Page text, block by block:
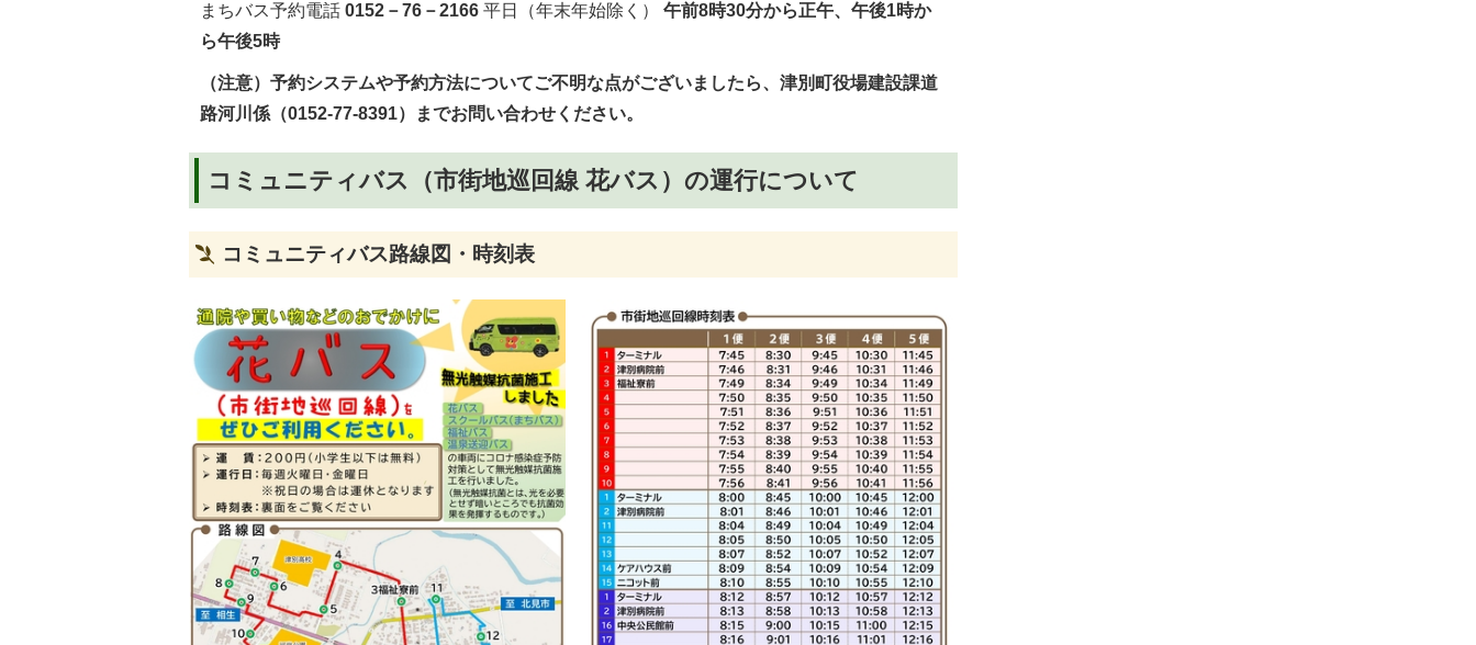
まちバス予約電話 0152－76－2166 平日（年末年始除く） 午前8時30分から正午、午後1時か
ら午後5時
（注意）予約システムや予約方法についてご不明な点がございましたら、津別町役場建設課道
路河川係（0152-77-8391）までお問い合わせください。
コミュニティバス（市街地巡回線 花バス）の運行について
コミュニティバス路線図・時刻表